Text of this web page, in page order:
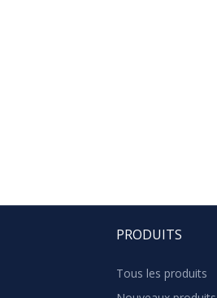
PRODUITS
Tous les produits